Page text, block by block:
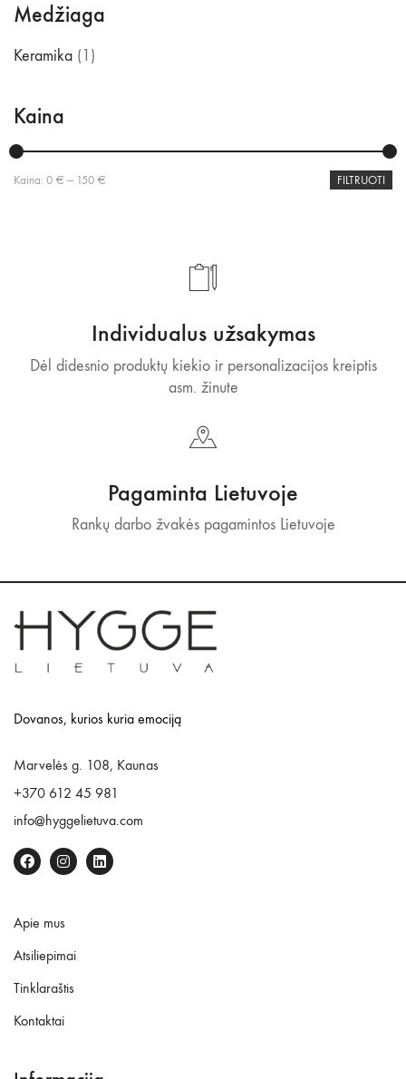
Medžiaga
Keramika (1)
Kaina
Min
Maks
FILTRUOTI
Kaina: 0 € — 150 €
Individualus užsakymas
Dėl didesnio produktų kiekio ir personalizacijos kreiptis
asm. žinute
Pagaminta Lietuvoje
Rankų darbo žvakės pagamintos Lietuvoje
Dovanos, kurios kuria emociją
Marvelės g. 108, Kaunas
+370 612 45 981
info@hyggelietuva.com
Apie mus
Atsiliepimai
Tinklaraštis
Kontaktai